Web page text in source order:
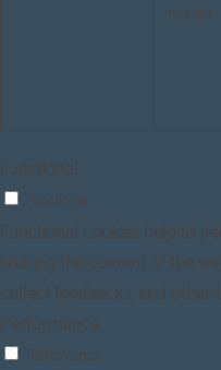
months
Functional
Functional
Functional cookies help to
sharing the content of the
collect feedbacks, and other
Performance
Performance